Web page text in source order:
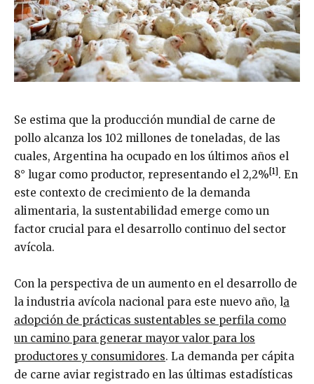
Se estima que la producción mundial de carne de
pollo alcanza los 102 millones de toneladas, de las
cuales, Argentina ha ocupado en los últimos años el
8° lugar como productor, representando el 2,2% [1] . En
este contexto de crecimiento de la demanda
alimentaria, la sustentabilidad emerge como un
factor crucial para el desarrollo continuo del sector
avícola.
Con la perspectiva de un aumento en el desarrollo de
la industria avícola nacional para este nuevo año, la
adopción de prácticas sustentables se perfila como
un camino para generar mayor valor para los
productores y consumidores. La demanda per cápita
de carne aviar registrado en las últimas estadísticas